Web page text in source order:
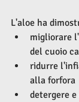
L'aloe ha
migliorare
del cuoio
ridurre
alla forfora
detergere